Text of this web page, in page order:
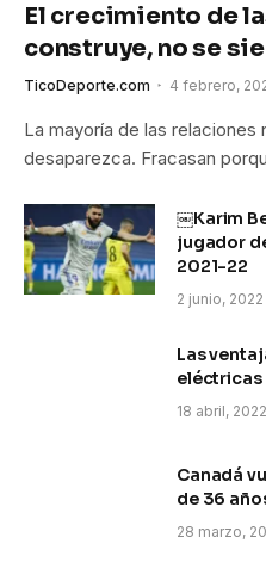
El crecimiento de
construye, no se
TicoDeporte.com 4 febrero,
La mayoría de las
desaparezca. Fracasan
￼Karim
jugador
2021-22
2 junio, 2022
Las
eléctricas
18 abril, 2022
Canadá
de 36
28 marzo,